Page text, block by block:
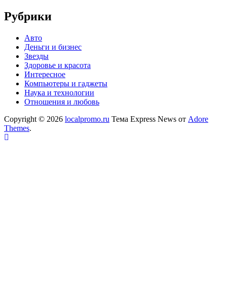
Рубрики
Авто
Деньги и бизнес
Звезды
Здоровье и красота
Интересное
Компьютеры и гаджеты
Наука и технологии
Отношения и любовь
Copyright © 2026 localpromo.ru Тема Express News от Adore
Themes.